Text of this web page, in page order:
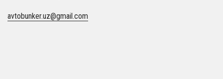
avtobunker.uz@gmail.com